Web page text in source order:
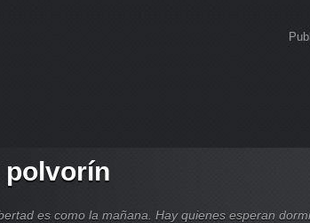
polvorín
es como la mañana. Hay quienes esperan